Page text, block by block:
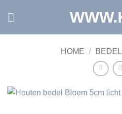
HOME /